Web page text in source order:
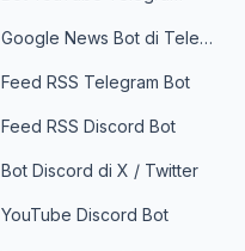
Google News Bot di Telegram
Feed RSS Telegram Bot
Feed RSS Discord Bot
Bot Discord di X / Twitter
YouTube Discord Bot